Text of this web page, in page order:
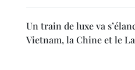
Un train de luxe va
Vietnam, la Chine et le